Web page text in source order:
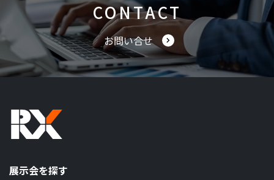
CONTACT
お問い合せ
展示会を探す